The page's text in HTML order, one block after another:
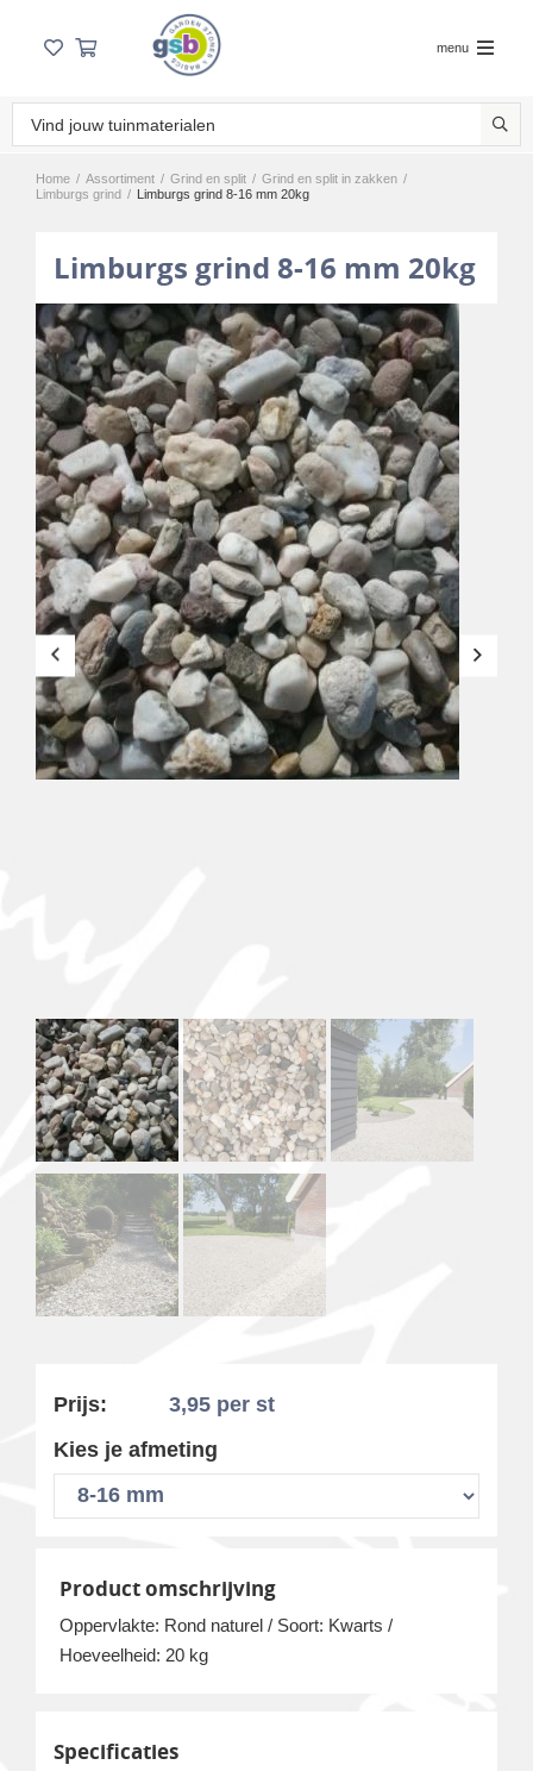
menu
Home / Assortiment / Grind en split / Grind en split in zakken /
Limburgs grind / Limburgs grind 8-16 mm 20kg
Limburgs grind 8-16 mm 20kg
Prijs: 3,95 per st
Kies je afmeting
Product omschrijving
Oppervlakte: Rond naturel / Soort: Kwarts /
Hoeveelheid: 20 kg
Specificaties